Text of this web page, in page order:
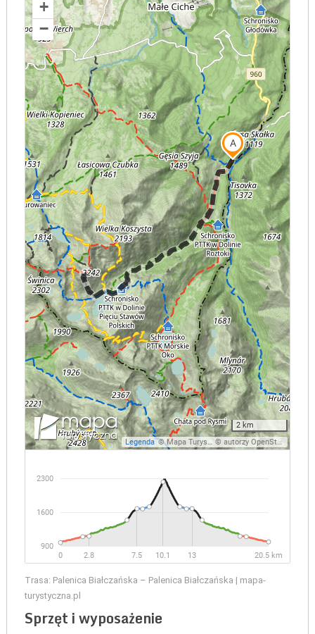
Trasa: Palenica Białczańska – Palenica Białczańska | mapa-
turystyczna.pl
Sprzęt i wyposażenie